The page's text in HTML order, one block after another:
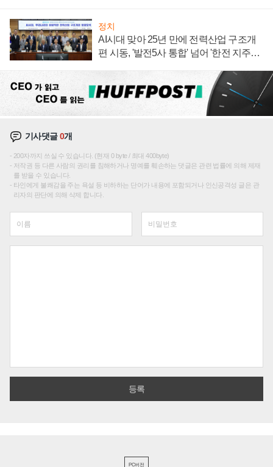
정치
AI시대 맞아 25년 만에 전력산업 구조개
편 시동, '발전5사 통합' 넘어 '한전 지주사'
기사댓글0개
200자까지 쓰실 수 있습니다. (현재 0 byte / 최대 400byte)
저작권 등 다른 사람의 권리를 침해하거나 명예를 훼손하는 댓글은 관련 법률에 의해 제재
를 받을 수 있습니다.
타인에게 불쾌감을 주는 욕설 등 비하하는 단어가 내용에 포함되거나 인신공격성 글은 관
리자의 판단에 의해 삭제 합니다.
PC버전